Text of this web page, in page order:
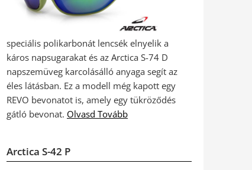
speciális polikarbonát lencsék elnyelik a
káros napsugarakat és az Arctica S-74 D
napszemüveg karcolásálló anyaga segít az
éles látásban. Ez a modell még kapott egy
REVO bevonatot is, amely egy tükröződés
gátló bevonat. Olvasd Tovább
Arctica S-42 P